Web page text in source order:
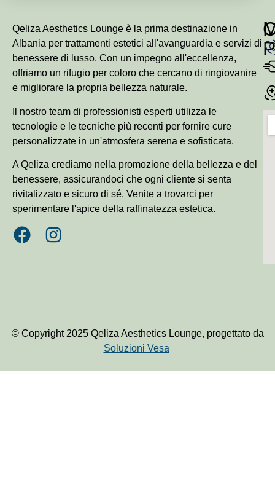
Qeliza Aesthetics Lounge è la prima destinazione in
Albania per trattamenti estetici all'avanguardia e servizi di
benessere di lusso. Con un impegno all'eccellenza,
offriamo un rifugio per coloro che cercano di ringiovanire
e migliorare la propria bellezza naturale.
Il nostro team di professionisti esperti utilizza le
tecnologie e le tecniche più recenti per fornire cure
personalizzate in un'atmosfera serena e sofisticata.
A Qeliza crediamo nella promozione della bellezza e del
benessere, assicurandoci che ogni cliente si senta
rivitalizzato e sicuro di sé. Venite a trovarci per
sperimentare l'apice della raffinatezza estetica.
© Copyright 2025 Qeliza Aesthetics Lounge, progettato da
Soluzioni Vesa